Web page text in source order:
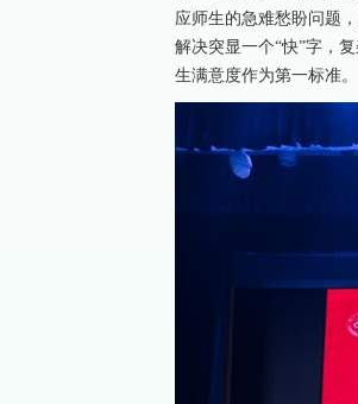
应师生的急难愁盼问题
解决突显一个“快”字，
生满意度作为第一标准。